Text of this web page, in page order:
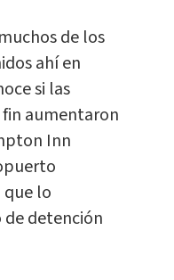
de los
ahí en
si las
fin aumentaron
Inn
que lo
detención